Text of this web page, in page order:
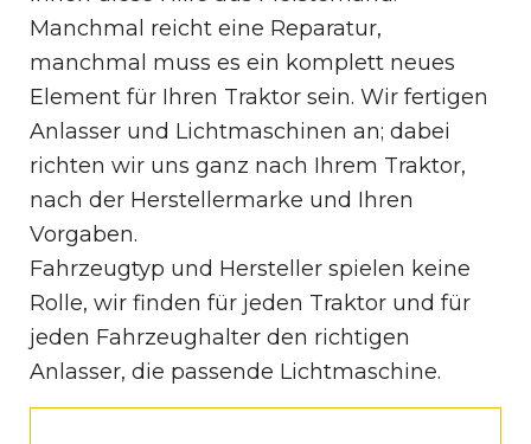
Manchmal reicht eine Reparatur,
manchmal muss es ein komplett neues
Element für Ihren Traktor sein. Wir fertigen
Anlasser und Lichtmaschinen an; dabei
richten wir uns ganz nach Ihrem Traktor,
nach der Herstellermarke und Ihren
Vorgaben.
Fahrzeugtyp und Hersteller spielen keine
Rolle, wir finden für jeden Traktor und für
jeden Fahrzeughalter den richtigen
Anlasser, die passende Lichtmaschine.